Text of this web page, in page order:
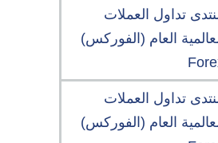
تداول العملات
العام (الفوركس)
تداول العملات
العام (الفوركس)